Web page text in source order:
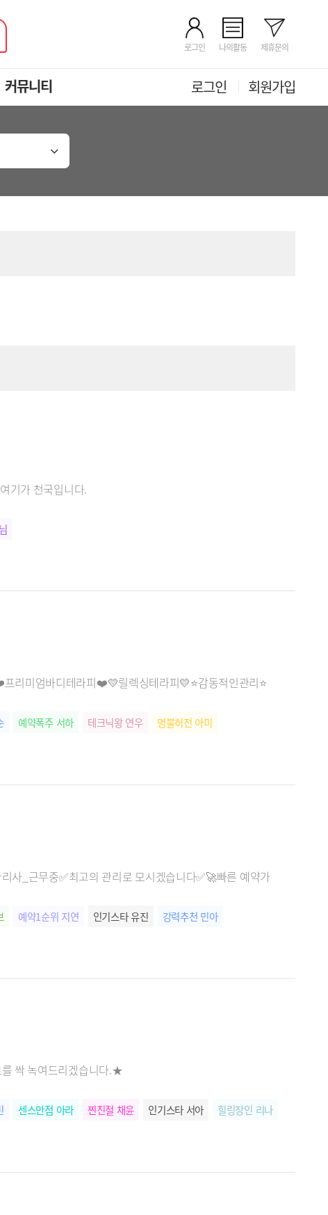
로그인 나의활동 제휴문의
커뮤니티 로그인 회원가입
기가 천국입니다.
리미엄바디테라피❤️💛릴렉싱테라피💛⭐감동적인관리⭐
예약폭주 서하 테크닉왕 연우
명불허전 아미
_근무중✅최고의 관리로 모시겠습니다✅🚀빠른 예약가
예약1순위 지연 인기스타 유진
강력추천 민아
싹 녹여드리겠습니다.★
센스만점 아라 찐친절 채윤 인기스타 서아 힐링장인 리나